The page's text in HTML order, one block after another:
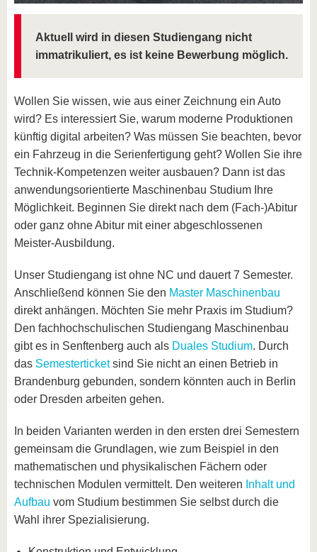
Aktuell wird in diesen Studiengang nicht
immatrikuliert, es ist keine Bewerbung möglich.
Wollen Sie wissen, wie aus einer Zeichnung ein Auto
wird? Es interessiert Sie, warum moderne Produktionen
künftig digital arbeiten? Was müssen Sie beachten, bevor
ein Fahrzeug in die Serienfertigung geht? Wollen Sie ihre
Technik-Kompetenzen weiter ausbauen? Dann ist das
anwendungsorientierte Maschinenbau Studium Ihre
Möglichkeit. Beginnen Sie direkt nach dem (Fach-)Abitur
oder ganz ohne Abitur mit einer abgeschlossenen
Meister-Ausbildung.
Unser Studiengang ist ohne NC und dauert 7 Semester.
Anschließend können Sie den Master Maschinenbau
direkt anhängen. Möchten Sie mehr Praxis im Studium?
Den fachhochschulischen Studiengang Maschinenbau
gibt es in Senftenberg auch als Duales Studium. Durch
das Semesterticketsind Sie nicht an einen Betrieb in
Brandenburg gebunden, sondern könnten auch in Berlin
oder Dresden arbeiten gehen.
In beiden Varianten werden in den ersten drei Semestern
gemeinsam die Grundlagen, wie zum Beispiel in den
mathematischen und physikalischen Fächern oder
technischen Modulen vermittelt. Den weiteren Inhalt und
Aufbau vom Studium bestimmen Sie selbst durch die
Wahl ihrer Spezialisierung.